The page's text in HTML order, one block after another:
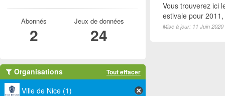
Vous trouverez ici
estivale pour
Mise à jour: 11 Juin 2020
Abonnés
2
Jeux de données
24
Organisations Tout effacer
Ville de Nice (1)